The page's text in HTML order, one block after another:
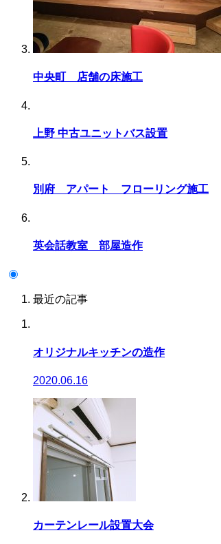
中央町 店舗の床施工
上野 中古ユニットバス設置
別府 アパート フローリング施工
英会話教室 部屋造作
最近の記事
オリジナルキッチンの造作
2020.06.16
カーテンレール設置大会